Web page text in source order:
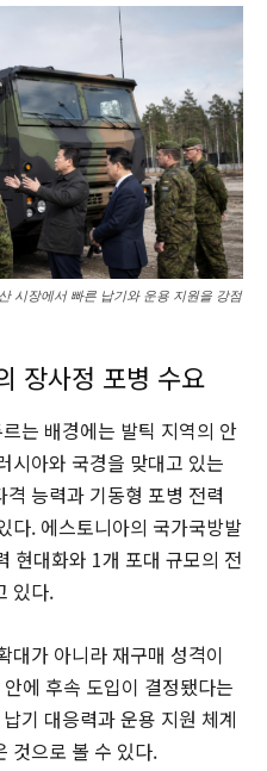
시장에서 빠른 납기와 운용 지원을 강점
장사정 포병 수요
는 배경에는 발틱 지역의 안
시아와 국경을 맞대고 있는
능력과 기동형 포병 전력
다. 에스토니아의 국가국방발
현대화와 1개 포대 규모의 전
있다.
대가 아니라 재구매 성격이
에 후속 도입이 결정됐다는
기 대응력과 운용 지원 체계
것으로 볼 수 있다.